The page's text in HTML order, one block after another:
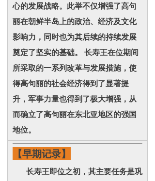
心的发展战略。此举不仅增强了高句
丽在朝鲜半岛上的政治、经济及文化
影响力，同时也为其后续的持续发展
奠定了坚实的基础。 长寿王在位期间
所采取的一系列改革与发展措施，使
得高句丽的社会经济得到了显著提
升，军事力量也得到了极大增强，从
而确立了高句丽在东北亚地区的强国
地位。
【早期记录】
长寿王即位之初，其主要任务是巩